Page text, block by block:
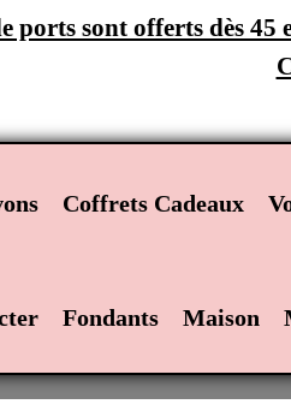
ports sont offerts dès
Coffrets Cadeaux
Fondants Maison